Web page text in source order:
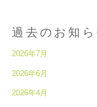
過去のお知ら
2026年7月
2026年6月
2026年4月